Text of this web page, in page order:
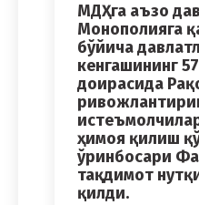
МДҲга аъзо
Монополияга
бўйича
кенгашининг
доирасида
ҳимоя қилиш
ўринбосари
тақдимот
қилди.